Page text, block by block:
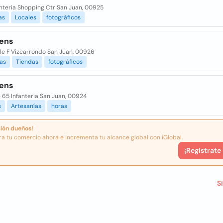
Shopping Ctr San Juan, 00925
Locales fotográficos
F Vizcarrondo San Juan, 00926
Tiendas fotográficos
65 Infanteria San Juan, 00924
Artesanías horas
dueños!
tu comercio ahora e incrementa tu alcance global con iGlobal.
¡Registrate